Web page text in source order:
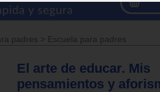
padres > Escuela para padres
El arte de educar. Mis
pensamientos y